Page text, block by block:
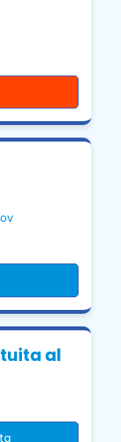
al